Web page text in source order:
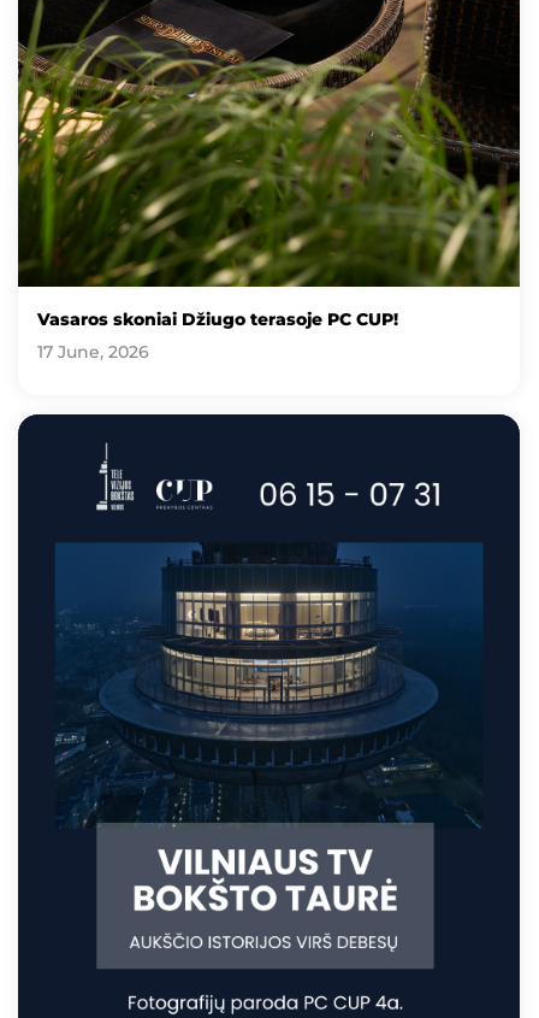
Vasaros skoniai Džiugo terasoje PC CUP!
17 June, 2026